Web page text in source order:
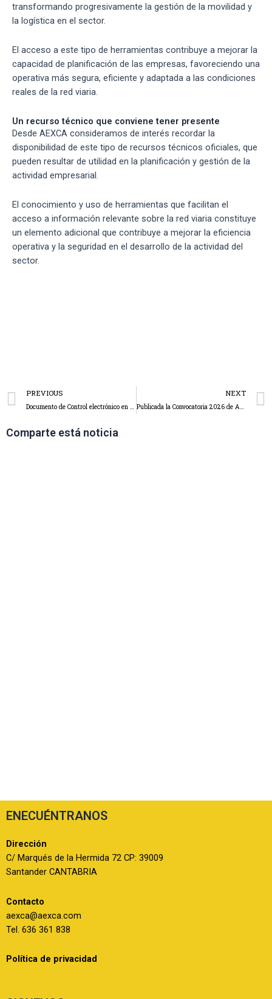
transformando progresivamente la gestión de la movilidad y
la logística en el sector.
El acceso a este tipo de herramientas contribuye a mejorar la
capacidad de planificación de las empresas, favoreciendo una
operativa más segura, eficiente y adaptada a las condiciones
reales de la red viaria.
Un recurso técnico que conviene tener presente
Desde AEXCA consideramos de interés recordar la
disponibilidad de este tipo de recursos técnicos oficiales, que
pueden resultar de utilidad en la planificación y gestión de la
actividad empresarial.
El conocimiento y uso de herramientas que facilitan el
acceso a información relevante sobre la red viaria constituye
un elemento adicional que contribuye a mejorar la eficiencia
operativa y la seguridad en el desarrollo de la actividad del
sector.
PREVIOUS
Documento de Control electrónico en el transporte 2026: qué debe vigilar el sector en Cantabria y cómo prepararse
NEXT
Publicada la Convocatoria 2026 de Acredita Cantabria: una oportunidad para acreditar la experiencia profesional en nuestro sector
Comparte está noticia
ENECUÉNTRANOS
Dirección
C/ Marqués de la Hermida 72 CP: 39009
Santander CANTABRIA
Contacto
aexca@aexca.com
Tel. 636 361 838
Política de privacidad